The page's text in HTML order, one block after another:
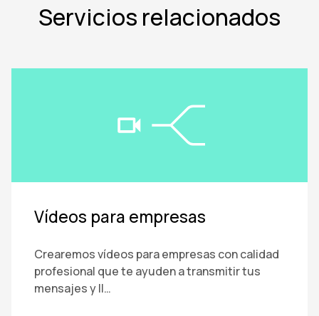
Servicios relacionados
Vídeos para empresas
Crearemos vídeos para empresas con calidad
profesional que te ayuden a transmitir tus
mensajes y ll…